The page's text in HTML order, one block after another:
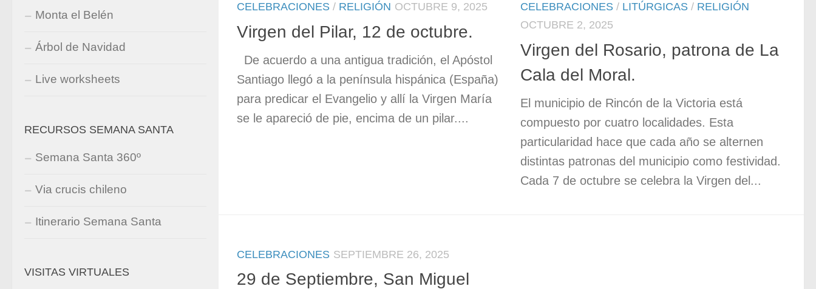
CELEBRACIONES / RELIGIÓN OCTUBRE 9, 2025
Virgen del Pilar, 12 de octubre.
De acuerdo a una antigua tradición, el Apóstol
Santiago llegó a la península hispánica (España)
para predicar el Evangelio y allí la Virgen María
se le apareció de pie, encima de un pilar....
CELEBRACIONES / LITÚRGICAS / RELIGIÓN
OCTUBRE 2, 2025
Virgen del Rosario, patrona de La
Cala del Moral.
El municipio de Rincón de la Victoria está
compuesto por cuatro localidades. Esta
particularidad hace que cada año se alternen
distintas patronas del municipio como festividad.
Cada 7 de octubre se celebra la Virgen del...
CELEBRACIONES SEPTIEMBRE 26, 2025
29 de Septiembre, San Miguel
Monta el Belén
Árbol de Navidad
Live worksheets
RECURSOS SEMANA SANTA
Semana Santa 360º
Via crucis chileno
Itinerario Semana Santa
VISITAS VIRTUALES